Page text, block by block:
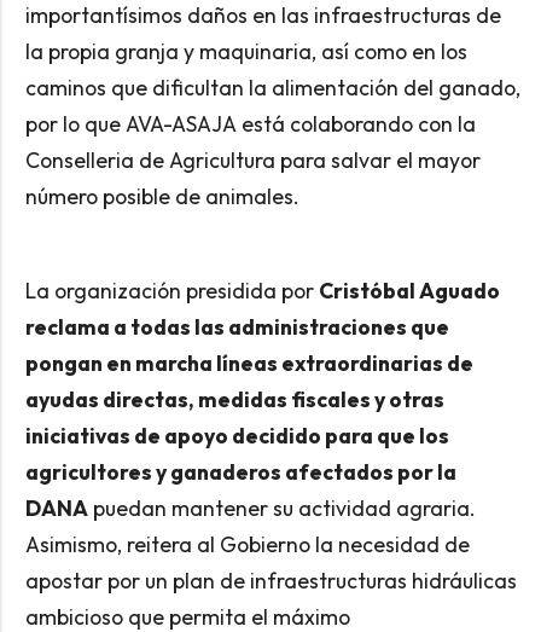
importantísimos daños en las infraestructuras de
la propia granja y maquinaria, así como en los
caminos que dificultan la alimentación del ganado,
por lo que AVA-ASAJA está colaborando con la
Conselleria de Agricultura para salvar el mayor
número posible de animales.
La organización presidida por Cristóbal Aguado
reclama a todas las administraciones que
pongan en marcha líneas extraordinarias de
ayudas directas, medidas fiscales y otras
iniciativas de apoyo decidido para que los
agricultores y ganaderos afectados por la
DANApuedan mantener su actividad agraria.
Asimismo, reitera al Gobierno la necesidad de
apostar por un plan de infraestructuras hidráulicas
ambicioso que permita el máximo